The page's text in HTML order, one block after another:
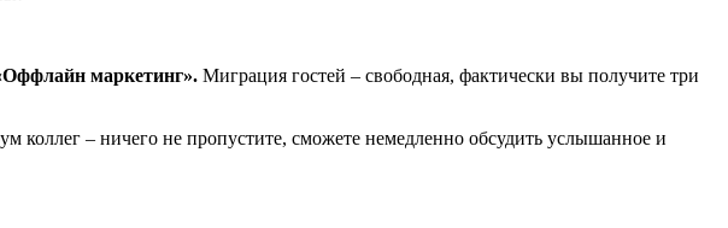
маркетинг». Миграция гостей – свободная, фактически вы получите три
коллег – ничего не пропустите, сможете немедленно обсудить услышанное и